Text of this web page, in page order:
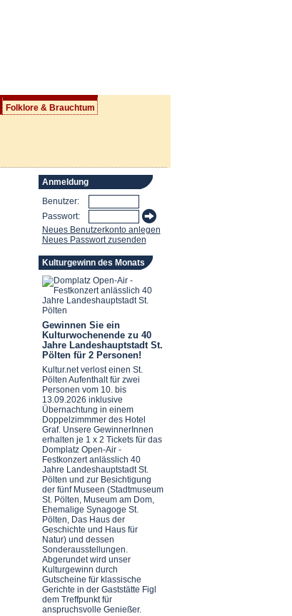
Folklore & Brauchtum
Anmeldung
Benutzer:
Passwort:
Neues Benutzerkonto anlegen
Neues Passwort zusenden
Kulturgewinn des Monats
Gewinnen Sie ein
Kulturwochenende zu 40
Jahre Landeshauptstadt St.
Pölten für 2 Personen!
Kultur.net verlost einen St.
Pölten Aufenthalt für zwei
Personen vom 10. bis
13.09.2026 inklusive
Übernachtung in einem
Doppelzimmmer des Hotel
Graf. Unsere GewinnerInnen
erhalten je 1 x 2 Tickets für das
Domplatz Open-Air -
Festkonzert anlässlich 40
Jahre Landeshauptstadt St.
Pölten und zur Besichtigung
der fünf Museen (Stadtmuseum
St. Pölten, Museum am Dom,
Ehemalige Synagoge St.
Pölten, Das Haus der
Geschichte und Haus für
Natur) und dessen
Sonderausstellungen.
Abgerundet wird unser
Kulturgewinn durch
Gutscheine für klassische
Gerichte in der Gaststätte Figl
dem Treffpunkt für
anspruchsvolle Genießer.